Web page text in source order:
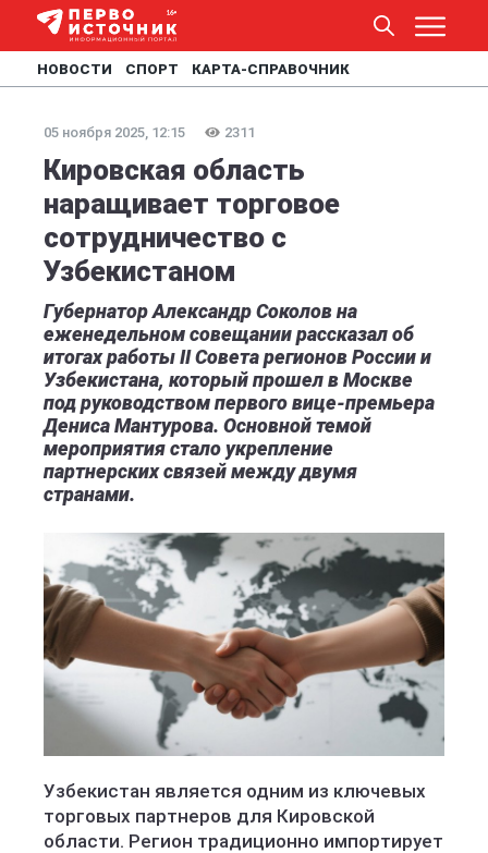
НОВОСТИ СПОРТ КАРТА-СПРАВОЧНИК
05 ноября 2025, 12:15 2311
Кировская область
наращивает торговое
сотрудничество с
Узбекистаном
Губернатор Александр Соколов на
еженедельном совещании рассказал об
итогах работы II Совета регионов России и
Узбекистана, который прошел в Москве
под руководством первого вице-премьера
Дениса Мантурова. Основной темой
мероприятия стало укрепление
партнерских связей между двумя
странами.
Узбекистан является одним из ключевых
торговых партнеров для Кировской
области. Регион традиционно импортирует